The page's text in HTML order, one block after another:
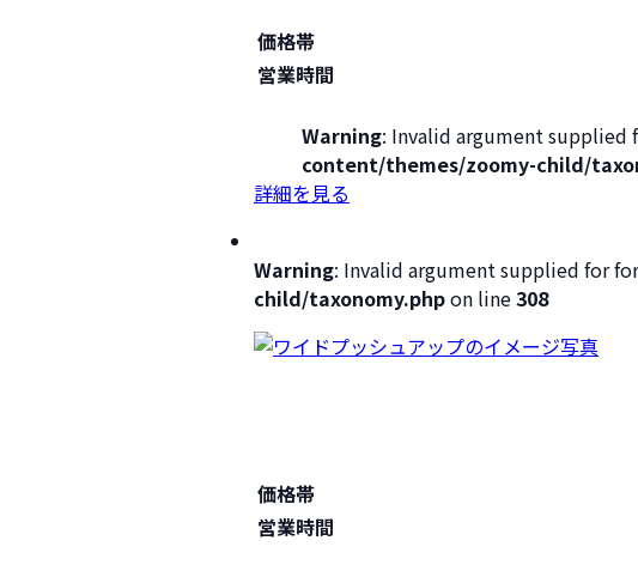
価格帯
営業時間
Warning: Invalid argument supplied
content/themes/zoomy-child/
詳細を見る
Warning: Invalid argument supplied for
child/taxonomy.phpon line308
価格帯
営業時間